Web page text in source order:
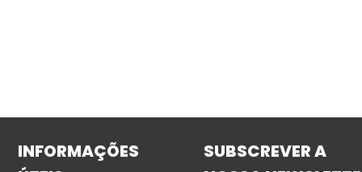
INFORMAÇÕES
SUBSCREVER A